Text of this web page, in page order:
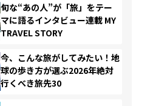
旬な“あの人”が「旅」をテー
マに語るインタビュー連載 MY
TRAVEL STORY
今、こんな旅がしてみたい！地
球の歩き方が選ぶ2026年絶対
行くべき旅先30